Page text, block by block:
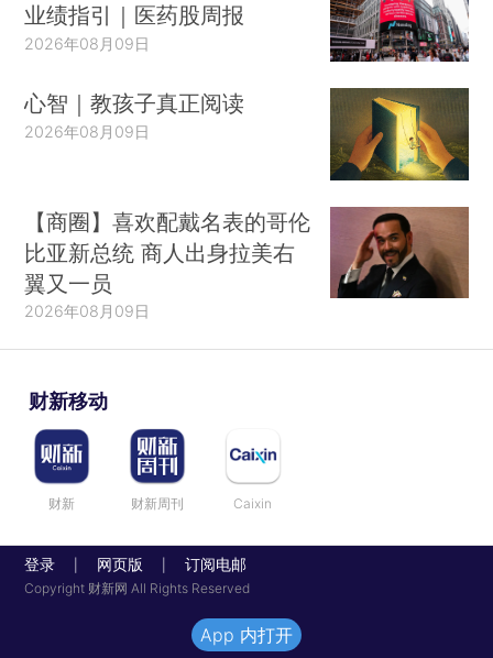
业绩指引｜医药股周报
2026年08月09日
心智｜教孩子真正阅读
2026年08月09日
【商圈】喜欢配戴名表的哥伦
比亚新总统 商人出身拉美右
翼又一员
2026年08月09日
财新移动
财新 财新周刊 Caixin
登录 网页版 订阅电邮
Copyright 财新网 All Rights Reserved
App 内打开